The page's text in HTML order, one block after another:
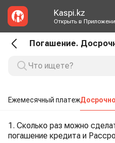
Kaspi.kz
Открыть в
Погашение.
Ежемесячный платеж
1. Сколько раз можно
погашение кредита и